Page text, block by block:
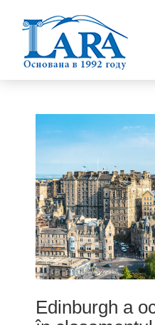
Edinburgh a